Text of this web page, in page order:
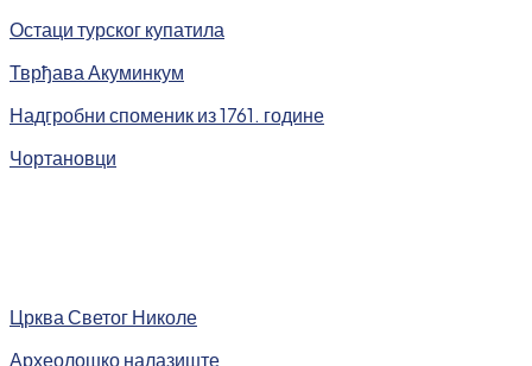
Остаци турског купатила
Тврђава Акуминкум
Надгробни споменик из 1761. године
Чортановци
Црква Светог Николе
Археолошко налазиште